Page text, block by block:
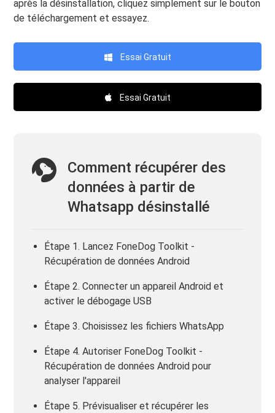
après la désinstallation, cliquez simplement sur le bouton
de téléchargement et essayez.
Essai Gratuit
Essai Gratuit
Comment récupérer des
données à partir de
Whatsapp désinstallé
Étape 1. Lancez FoneDog Toolkit -
Récupération de données Android
Étape 2. Connecter un appareil Android et
activer le débogage USB
Étape 3. Choisissez les fichiers WhatsApp
Étape 4. Autoriser FoneDog Toolkit -
Récupération de données Android pour
analyser l'appareil
Étape 5. Prévisualiser et récupérer les